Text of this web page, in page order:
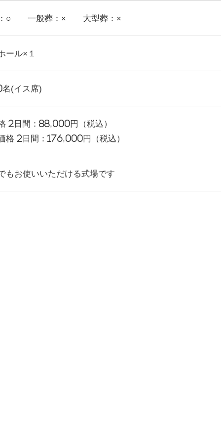
：○ 一般葬：× 大型葬：×
ール×１
(イス席)
2日間：88,000円（税込）
格 2日間：176,000円（税込）
もお使いいただける式場です